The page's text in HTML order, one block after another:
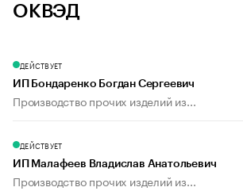
ОКВЭД
ДЕЙСТВУЕТ
ИП Бондаренко Богдан Сергеевич
Производство прочих изделий из...
ДЕЙСТВУЕТ
ИП Малафеев Владислав Анатольевич
Производство прочих изделий из...